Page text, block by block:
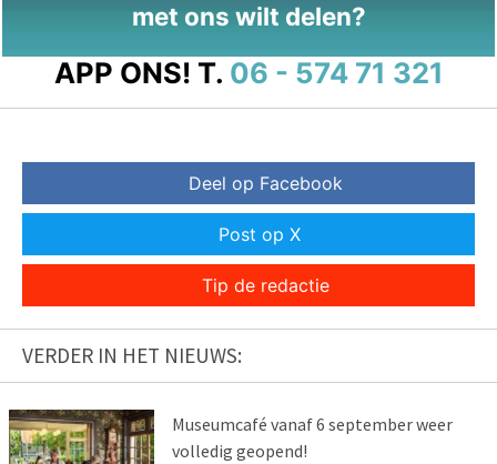
met ons wilt delen?
APP ONS! T. 06 - 574 71 321
Deel op Facebook
Post op X
Tip de redactie
VERDER IN HET NIEUWS:
Museumcafé vanaf 6 september weer
volledig geopend!